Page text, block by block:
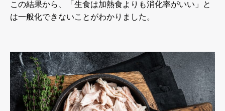
この結果から、「生食は加熱食よりも消化率がいい」と
は一般化できないことがわかりました。